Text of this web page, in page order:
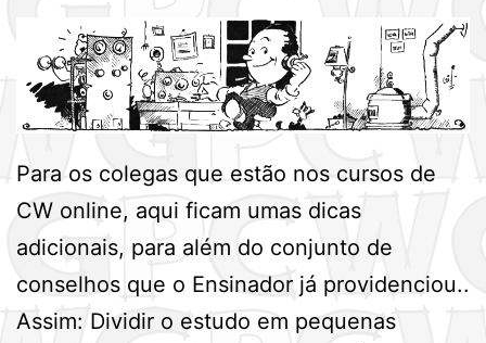
Para os colegas que estão nos cursos de
CW online, aqui ficam umas dicas
adicionais, para além do conjunto de
conselhos que o Ensinador já providenciou..
Assim: Dividir o estudo em pequenas